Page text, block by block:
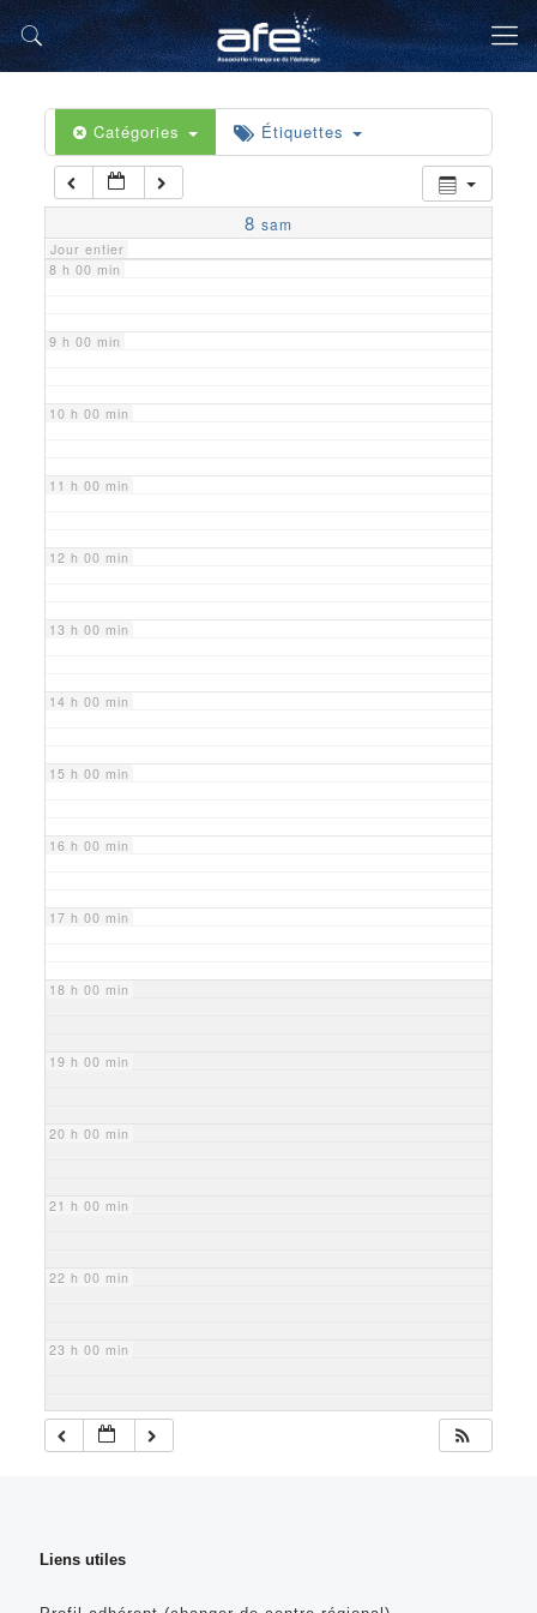
Catégories Étiquettes
8 sam
Jour entier
5 h 00 min
6 h 00 min
7 h 00 min
8 h 00 min
9 h 00 min
10 h 00 min
11 h 00 min
12 h 00 min
13 h 00 min
14 h 00 min
15 h 00 min
16 h 00 min
17 h 00 min
18 h 00 min
19 h 00 min
20 h 00 min
21 h 00 min
22 h 00 min
23 h 00 min
Liens utiles